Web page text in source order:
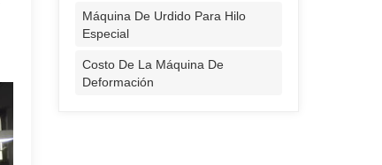
Máquina De Urdido Para Hilo
Especial
Costo De La Máquina De
Deformación